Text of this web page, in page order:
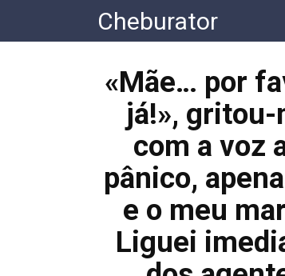
контенту
Cheburator
«Mãe… por
já!», gritou-
com a voz
pânico,
e o meu
Liguei